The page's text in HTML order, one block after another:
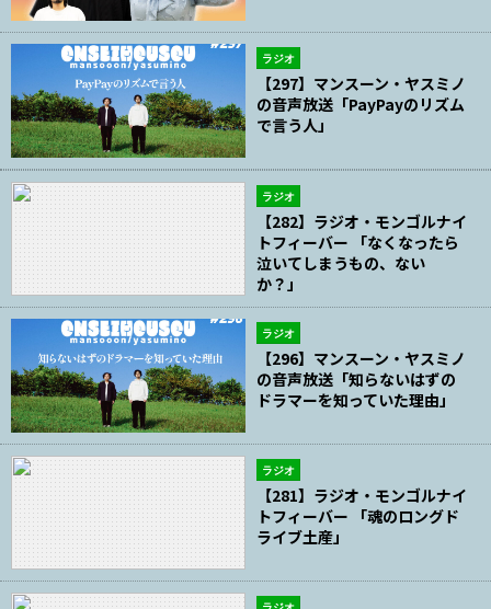
ラジオ
【297】マンスーン・ヤスミノ
の音声放送「PayPayのリズム
で言う人」
ラジオ
【282】ラジオ・モンゴルナイ
トフィーバー 「なくなったら
泣いてしまうもの、ない
か？」
ラジオ
【296】マンスーン・ヤスミノ
の音声放送「知らないはずの
ドラマーを知っていた理由」
ラジオ
【281】ラジオ・モンゴルナイ
トフィーバー 「魂のロングド
ライブ土産」